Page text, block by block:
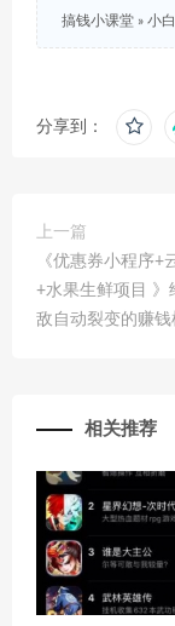
搞钱小课堂 » 小
分享到：
上一篇
《优惠券小程序+
+水果生鲜项目 》
敌自动裂变的赚钱
相关推荐